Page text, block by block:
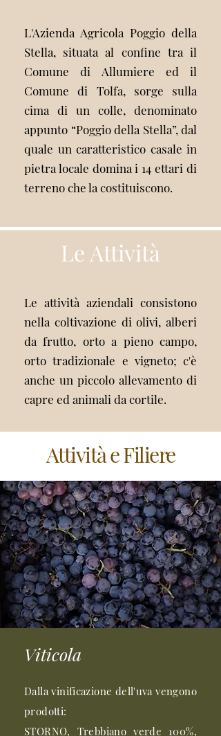
L'Azienda Agricola Poggio della
Stella, situata al confine tra il
Comune di Allumiere ed il
Comune di Tolfa, sorge sulla
cima di un colle, denominato
appunto “Poggio della Stella”, dal
quale un caratteristico casale in
pietra locale domina i 14 ettari di
terreno che la costituiscono.
Le Attività
Le attività aziendali consistono
nella coltivazione di olivi, alberi
da frutto, orto a pieno campo,
orto tradizionale e vigneto; c'è
anche un piccolo allevamento di
capre ed animali da cortile.
Attività e Filiere
Viticola
Dalla vinificazione dell'uva vengono
prodotti:
STORNO, Trebbiano verde 100%,